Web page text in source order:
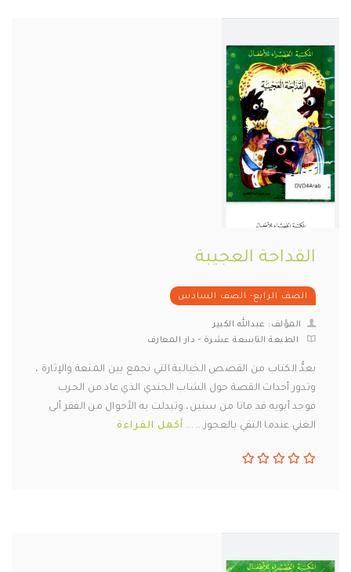
القداحة العجيبة
الصف الرابع- الصف السادس
المؤلف: عبدالله الكبير
الطبعة التاسعة عشرة - دار المعارف
يعدُّ الكتاب من القصص الخيالية التي تجمع بين المتعة والإثارة ،
وتدور أحداث القصة حول الشاب الجندي الذي عاد من الحرب
فوجد أبويه قد ماتا من سنين، وتبدلت به الأحوال من الفقر ألى
الغني عندما التقي بالعجوز... ... أكمل القراءة